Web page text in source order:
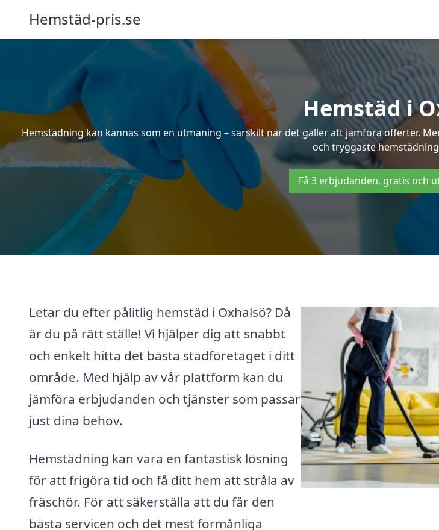
Hemstäd-pris.se
Hemstäd i
Hemstädning kan kännas som en utmaning – särskilt när det gäller att jämföra offerter.
och tryggaste
Få 3 erbjudanden, gratis och
Letar du efter pålitlig hemstäd i Oxhalsö? Då
är du på rätt ställe! Vi hjälper dig att snabbt
och enkelt hitta det bästa städföretaget i ditt
område. Med hjälp av vår plattform kan du
jämföra erbjudanden och tjänster som passar
just dina behov.
Hemstädning kan vara en fantastisk lösning
för att frigöra tid och få ditt hem att stråla av
fräschör. För att säkerställa att du får den
bästa servicen och det mest förmånliga